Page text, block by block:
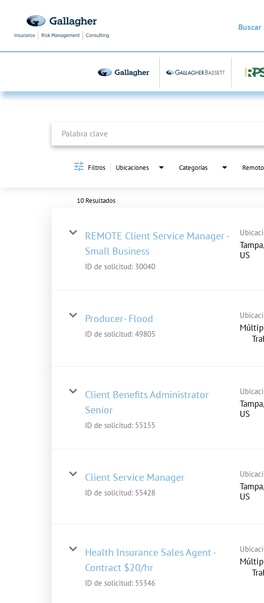
Job Search Page
Filtros Ubicaciones Categorías Remoto
10 Resultados
REMOTE Client Service Manager -
Small Business
ID de solicitud: 30040
Producer- Flood
ID de solicitud: 49805
Client Benefits Administrator
Senior
ID de solicitud: 55155
Client Service Manager
ID de solicitud: 55428
Health Insurance Sales Agent -
Contract $20/hr
ID de solicitud: 55346